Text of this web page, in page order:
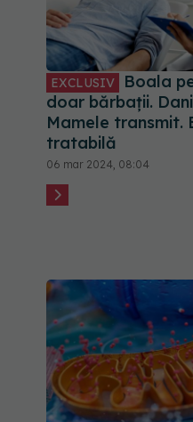
EXCLUSIV
Boala
doar bărbații.
Mamele transmit.
tratabilă
06 mar 2024, 08:04